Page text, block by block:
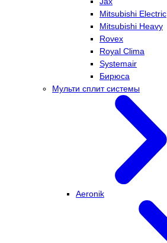
Mitsubishi Electric
Mitsubishi Heavy
Rovex
Royal Clima
Systemair
Бирюса
Мульти сплит системы
Aeronik